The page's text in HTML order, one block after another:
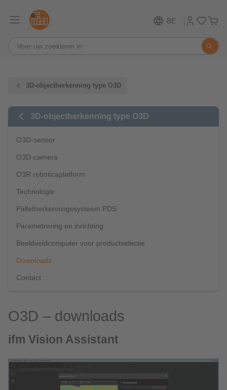
BE
3D-objectherkenning type O3D
3D-objectherkenning type O3D
O3D-sensor
O3D-camera
O3R roboticaplatform
Technologie
Palletherkenningssysteem PDS
Parametrering en inrichting
Beeldveldcomputer voor productselectie
Downloads
Contact
O3D – downloads
ifm Vision Assistant